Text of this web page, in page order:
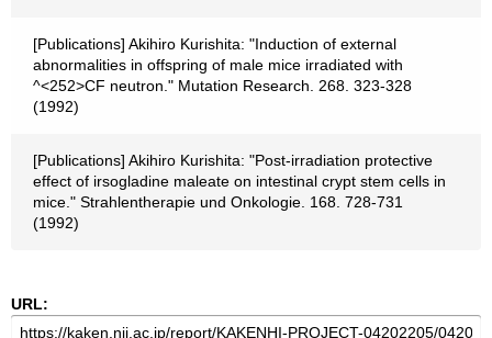
[Publications] Akihiro Kurishita: "Induction of external
abnormalities in offspring of male mice irradiated with
^<252>CF neutron." Mutation Research. 268. 323-328
(1992)
[Publications] Akihiro Kurishita: "Post-irradiation protective
effect of irsogladine maleate on intestinal crypt stem cells in
mice." Strahlentherapie und Onkologie. 168. 728-731
(1992)
URL: